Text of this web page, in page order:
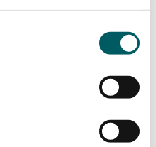
eller har et sterkt
at ledere som ikke tør
på sikt bidra til